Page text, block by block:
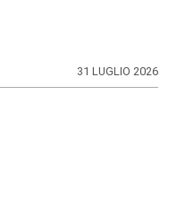
31 LUGLIO 2026